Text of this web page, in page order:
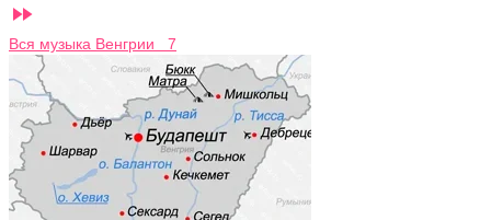

Вся музыка Венгрии 7